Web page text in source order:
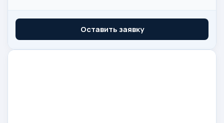
Оставить заявку